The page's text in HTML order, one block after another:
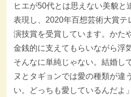
ヒエが50代とは思えない美貌と
表現し、2020年百想芸術大賞テ
演技賞を受賞しています。かた
金銭的に支えてもらいながら浮
そんなに単純じゃない。結婚し
ヌとタギョンでは愛の種類が違
い。どっちも愛しているんだよ